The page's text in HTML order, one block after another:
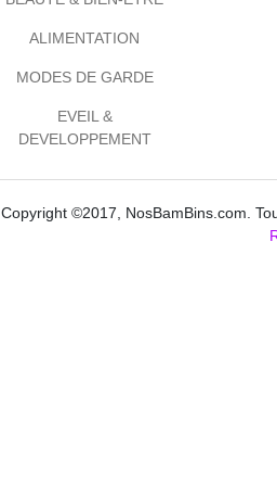
ALIMENTATION
MODES DE GARDE
EVEIL &
DEVELOPPEMENT
Copyright ©2017, NosBamBins.com.